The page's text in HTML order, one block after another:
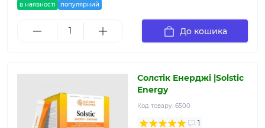
в наявності популярний
До кошика
Солстік Енерджі |Solstic
Energy
Код товару: 6500
1